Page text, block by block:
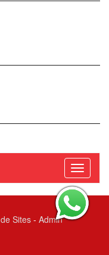
Sites - Admin